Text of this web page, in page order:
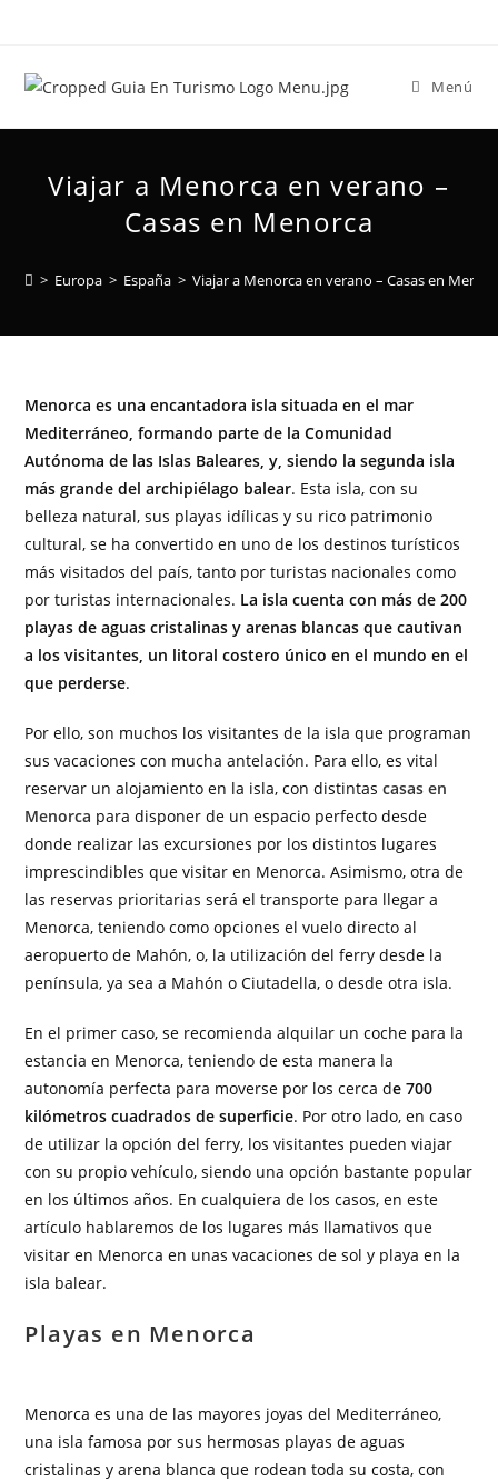
Menú
Viajar a Menorca en verano –
Casas en Menorca
> Europa > España > Viajar a Menorca en verano – Casas en
Menorca es una encantadora isla situada en el mar
Mediterráneo, formando parte de la Comunidad
Autónoma de las Islas Baleares, y, siendo la segunda isla
más grande del archipiélago balear. Esta isla, con su
belleza natural, sus playas idílicas y su rico patrimonio
cultural, se ha convertido en uno de los destinos turísticos
más visitados del país, tanto por turistas nacionales como
por turistas internacionales. La isla cuenta con más de 200
playas de aguas cristalinas y arenas blancas que cautivan
a los visitantes, un litoral costero único en el mundo en el
que perderse.
Por ello, son muchos los visitantes de la isla que programan
sus vacaciones con mucha antelación. Para ello, es vital
reservar un alojamiento en la isla, con distintascasas en
Menorca para disponer de un espacio perfecto desde
donde realizar las excursiones por los distintos lugares
imprescindibles que visitar en Menorca. Asimismo, otra de
las reservas prioritarias será el transporte para llegar a
Menorca, teniendo como opciones el vuelo directo al
aeropuerto de Mahón, o, la utilización del ferry desde la
península, ya sea a Mahón o Ciutadella, o desde otra isla.
En el primer caso, se recomienda alquilar un coche para la
estancia en Menorca, teniendo de esta manera la
autonomía perfecta para moverse por los cerca de 700
kilómetros cuadrados de superficie. Por otro lado, en caso
de utilizar la opción del ferry, los visitantes pueden viajar
con su propio vehículo, siendo una opción bastante popular
en los últimos años. En cualquiera de los casos, en este
artículo hablaremos de los lugares más llamativos que
visitar en Menorca en unas vacaciones de sol y playa en la
isla balear.
Playas en Menorca
Menorca es una de las mayores joyas del Mediterráneo,
una isla famosa por sus hermosas playas de aguas
cristalinas y arena blanca que rodean toda su costa, con